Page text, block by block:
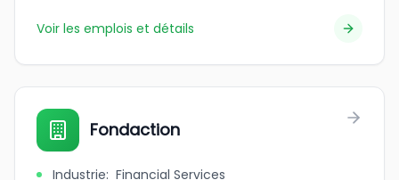
Voir les emplois et détails
Fondaction
Industrie: Financial Services